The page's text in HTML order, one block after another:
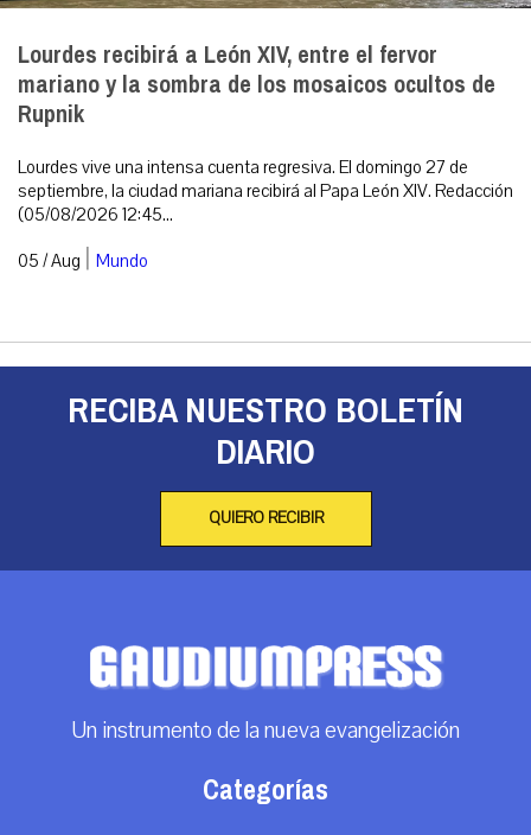
Lourdes recibirá a León XIV, entre el fervor
mariano y la sombra de los mosaicos ocultos de
Rupnik
Lourdes vive una intensa cuenta regresiva. El domingo 27 de
septiembre, la ciudad mariana recibirá al Papa León XIV. Redacción
(05/08/2026 12:45...
05 / Aug | Mundo
RECIBA NUESTRO BOLETÍN
DIARIO
QUIERO RECIBIR
Un instrumento de la nueva evangelización
Categorías